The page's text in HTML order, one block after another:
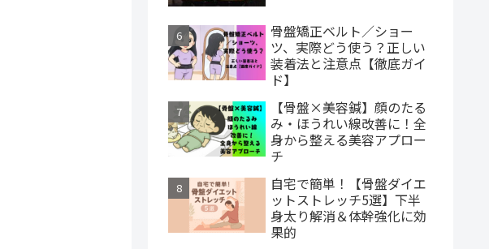
骨盤矯正ベルト／ショー
ツ、実際どう使う？正しい
装着法と注意点【徹底ガイ
ド】
【骨盤×美容鍼】顔のたる
み・ほうれい線改善に！全
身から整える美容アプロー
チ
自宅で簡単！【骨盤ダイエ
ットストレッチ5選】下半
身太り解消＆体幹強化に効
果的